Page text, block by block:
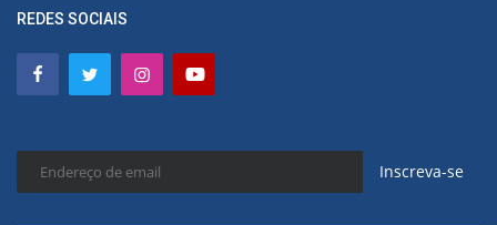
REDES SOCIAIS
Inscreva-se